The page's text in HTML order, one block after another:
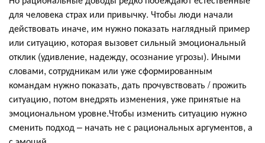
для человека страх или привычку. Чтобы люди начали
действовать иначе, им нужно показать наглядный пример
или ситуацию, которая вызовет сильный эмоциональный
отклик (удивление, надежду, осознание угрозы). Иными
словами, сотрудникам или уже сформированным
командам нужно показать, дать прочувствовать / прожить
ситуацию, потом внедрять изменения, уже принятые на
эмоциональном уровне.Чтобы изменить ситуацию нужно
сменить подход – начать не с рациональных аргументов, а